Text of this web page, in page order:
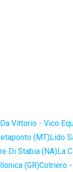
Vittorio - Vico
(MT)Lido
Di Stabia (NA)La
(GR)Cotriero